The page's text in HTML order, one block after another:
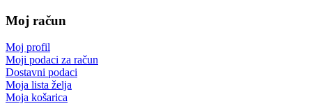
Moj račun
Moj profil
Moji podaci za račun
Dostavni podaci
Moja lista želja
Moja košarica